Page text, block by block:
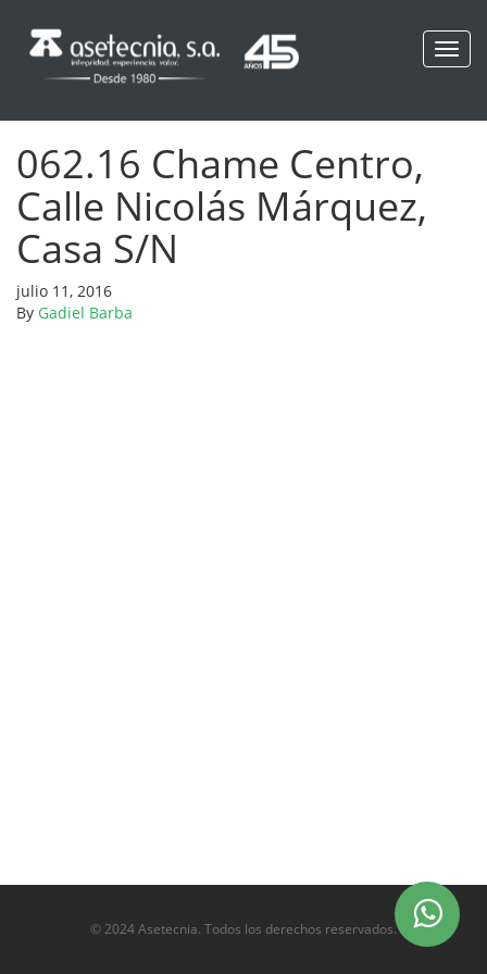
062.16 Chame Centro,
Calle Nicolás Márquez,
Casa S/N
julio 11, 2016
By Gadiel Barba
© 2024 Asetecnia. Todos los derechos reservados.